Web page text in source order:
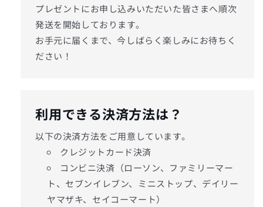
プレゼントにお申し込みいただいた皆さまへ順次
発送を開始しております。
お手元に届くまで、今しばらく楽しみにお待ちく
ださい！
利用できる決済方法は？
以下の決済方法をご用意しています。
クレジットカード決済
コンビニ決済（ローソン、ファミリーマー
ト、セブンイレブン、ミニストップ、デイリー
ヤマザキ、セイコーマート）